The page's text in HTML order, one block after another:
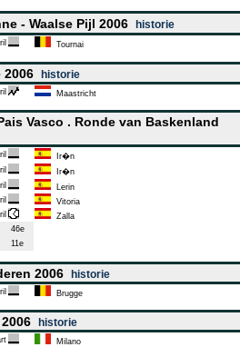
- Waalse Pijl 2006 historie
Tournai
2006 historie
Maastricht
Vasco . Ronde van Baskenland
Ir�n
Ir�n
Lerin
Vitoria
Zalla
46e
11e
2006 historie
Brugge
historie
Milano